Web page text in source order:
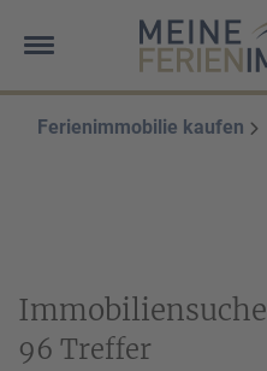
Ihr Vorname *
Ferienimmobilie kaufen
Immobiliensuche
96 Treffer